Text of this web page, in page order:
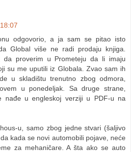
odgovorio, a ja sam se pitao isto
Global više ne radi prodaju knjiga.
da proverim u Prometeju da li imaju
su me uputili iz Globala. Zvao sam ih
u skladištu trenutno zbog odmora,
u ponedeljak. Sa druge strane,
nađe u engleskoj verziji u PDF-u na
u, samo zbog jedne stvari (šaljivo
kada se novi automobili pojave, neće
za mehaničare. A šta ako se auto